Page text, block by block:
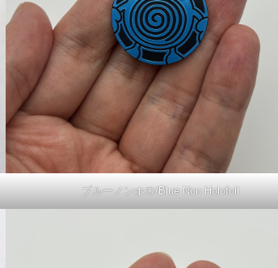
ブルーノンホロ/Blue Non Holofoil